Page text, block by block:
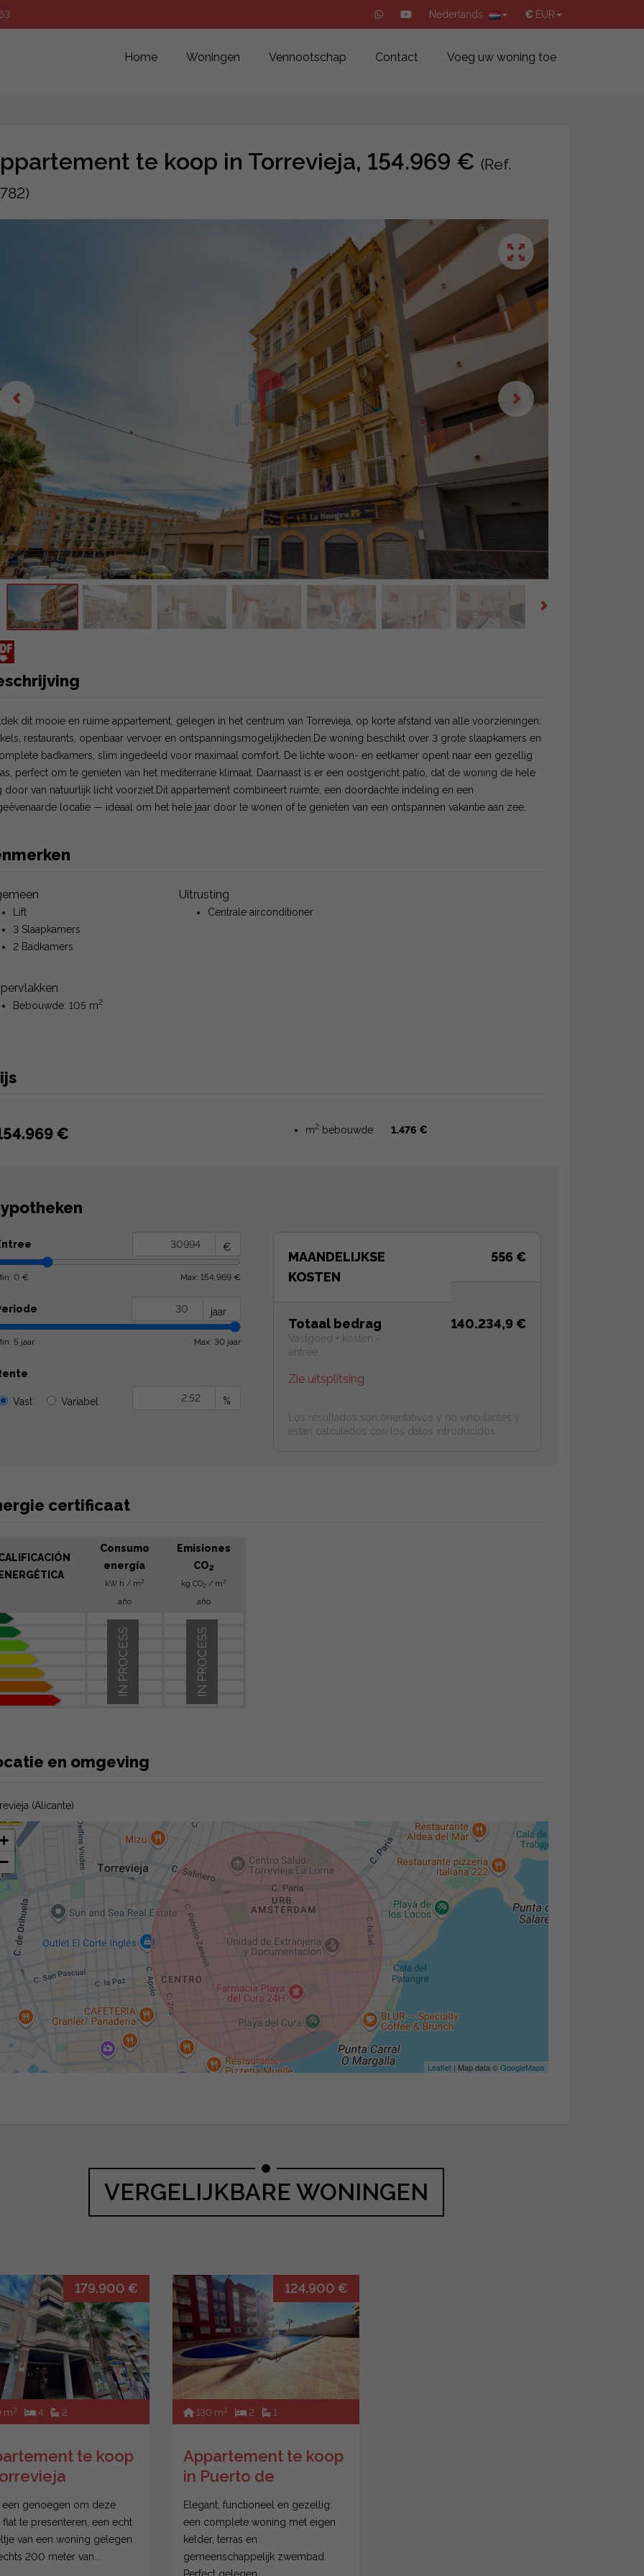
€ EUR
Nederlands
Home Woningen Vennootschap Contact Voeg uw woning toe
te koop in Torrevieja, 154.969 € (Ref.
dit mooie en ruime appartement, gelegen in het centrum van Torrevieja, op korte afstand van alle voorzieningen:
restaurants, openbaar vervoer en ontspanningsmogelijkheden.De woning beschikt over 3 grote slaapkamers en
badkamers, slim ingedeeld voor maximaal comfort. De lichte woon- en eetkamer opent naar een gezellig
perfect om te genieten van het mediterrane klimaat. Daarnaast is er een oostgericht patio, dat de woning de hele
door van natuurlijk licht voorziet.Dit appartement combineert ruimte, een doordachte indeling en een
locatie — ideaal om het hele jaar door te wonen of te genieten van een ontspannen vakantie aan zee.
Lift
3 Slaapkamers
2 Badkamers
Bebouwde: 105 m2
Uitrusting
Centrale airconditioner
€ m2 bebouwde: 1.476 €
€
0 € Max: 154.969 €
jaar
5 jaar Max: 30 jaar
Vast Variabel %
MAANDELIJKSE
KOSTEN
556 €
Totaal bedrag
Vastgoed + kosten -
entree
Zie uitsplitsing
140.234,9 €
Los resultados son orientativos y no vinculantes y
estan calculados con los datos introducidos.
certificaat
Consumo
energía
kW h / m2
año
Emisiones
CO2
kg CO2 / m2
año
IN PROCESS
IN PROCESS
en omgeving
(Alicante)
Leaflet | Map data ©GoogleMaps
VERGELIJKBARE WONINGEN
179.900 €
m2 4 2
te koop
een genoegen om deze
te presenteren, een echt
van een woning gelegen
200 meter van...
124.900 €
130 m2 2 1
Appartement te koop
in Puerto de
Mazarrón
Elegant, functioneel en gezellig:
een complete woning met eigen
kelder, terras en
gemeenschappelijk zwembad.